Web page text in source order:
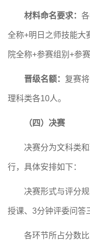
材料命名要求：
全称+明日之师技能大
院全称+参赛组别+参
晋级名额： 复赛
理科类各10人。
（四）决赛
决赛分为文科类
行，具体安排如下：
决赛形式与评分
授课、3分钟评委问答
各环节所占分数